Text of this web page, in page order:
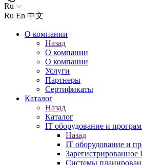
Ru
Ru En 中文
О компании
Назад
О компании
О компании
Услуги
Партнеры
Сертификаты
Каталог
Назад
Каталог
IT оборудование и
Назад
IT оборудование и
Системы